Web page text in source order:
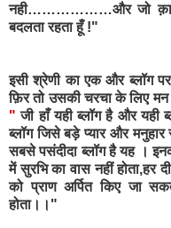
नही………………और जो
बदलता रहता हूँ !"
इसी श्रेणी का एक और ब्लॉग
फ़िर तो उसकी चरचा के लिए मन
" जी हाँ यही ब्लॉग है और
ब्लॉग जिसे बड़े प्यार और
सबसे पसंदीदा ब्लॉग है यह ।
में सुरभि का वास नहीं होता,हर
को प्राण अर्पित किए जा
होता।।"